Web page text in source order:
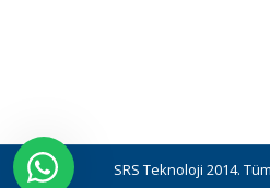
SRS Teknoloji 2014.